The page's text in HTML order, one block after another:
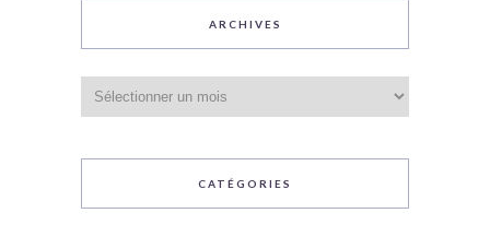
ARCHIVES
CATÉGORIES